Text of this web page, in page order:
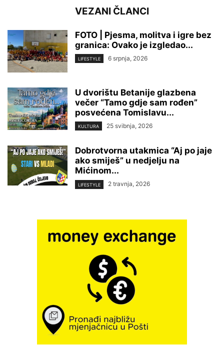
VEZANI ČLANCI
FOTO | Pjesma, molitva i igre bez
granica: Ovako je izgledao...
LIFESTYLE 6 srpnja, 2026
U dvorištu Betanije glazbena
večer “Tamo gdje sam rođen”
posvećena Tomislavu...
KULTURA 25 svibnja, 2026
Dobrotvorna utakmica “Aj po jaje
ako smiješ” u nedjelju na
Mićinom...
LIFESTYLE 2 travnja, 2026